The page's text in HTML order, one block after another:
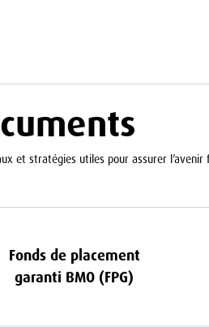
et stratégies utiles pour assurer l’avenir
Fonds de placement
garanti BMO (FPG)